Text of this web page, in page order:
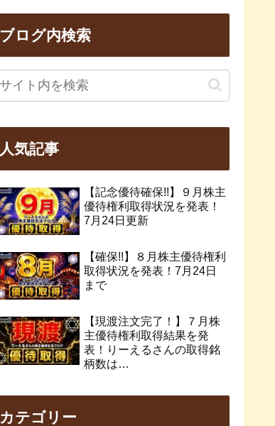
ブログ内検索
人気記事
【記念優待確保!!】９月株主
優待権利取得状況を発表！
7月24日更新
【確保!!】８月株主優待権利
取得状況を発表！7月24日
まで
【現渡注文完了！】７月株
主優待権利取得結果を発
表！りーえるさんの取得銘
柄数は…
カテゴリー